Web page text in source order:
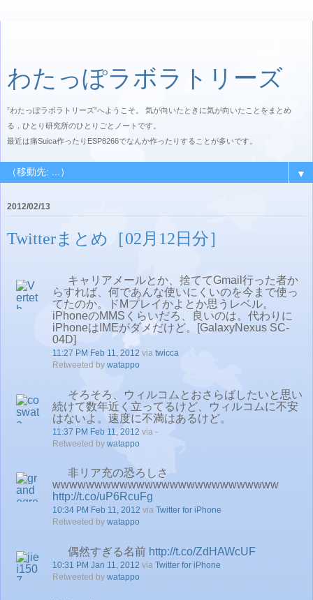
わたっぽラボラトリーズ
”わたっぽラボラトリーズ”へようこそ。 気が向いたときに気が向いたことをまとめ
る，ひとり研究所のひとりごとノートです。
最近は痛Suica作ったりESP8266でなんか作ったりすることが多いです。
▼
2012/02/13
Twitterまとめ［02月12日分］
キャリアメールとか、捨ててGmail行った者か
らすれば、何であんな使いにくいのを今まで使っ
てたのか。ドMプレイかよとか思うレベル。
iPhoneのMMSくらいだろ、良いのは。代わりに
iPhoneはIMEがダメだけど。[GalaxyNexus SC-
04D]
11:27 PM Feb 11, 2012 via twicca
Retweeted by watappo
そろそろ、ウィルコムとおさらばしたいと思い
続けて数年近く立ってるけど、ウィルコムに不安
はないよ。速度に不満はあるけど。
11:37 PM Feb 11, 2012 via -
Retweeted by watappo
非リア充の恐ろしさ
wwwwwwwwwwwwwwwwwwwwwwwwwww
http://t.co/uP6RcuFg
10:34 PM Feb 11, 2012 via Twitter for iPhone
Retweeted by watappo
偶然すぎる名前 http://t.co/ZdHAWcUF
10:31 PM Jan 11, 2012 via Twitter for iPhone
Retweeted by watappo